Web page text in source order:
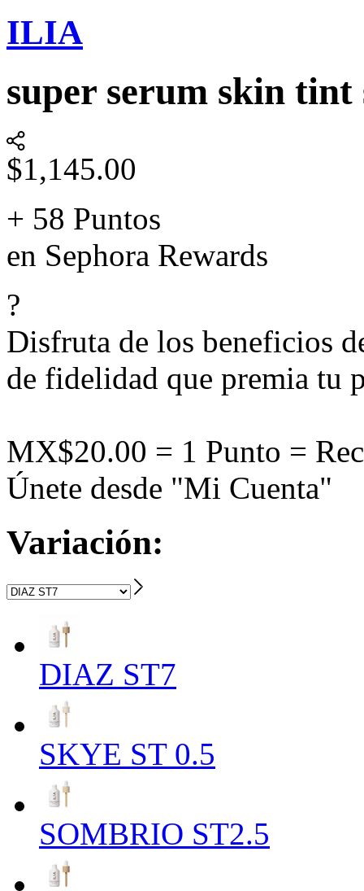
ILIA
super serum skin tint
$1,145.00
+ 58 Puntos
en Sephora Rewards
?
Disfruta de los beneficios
de fidelidad que premia tu
MX$20.00 = 1 Punto =
Únete desde "Mi Cuenta"
Variación:
DIAZ ST7
SKYE ST 0.5
SOMBRIO ST2.5